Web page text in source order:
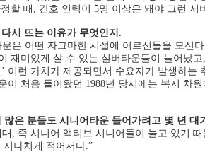
할 때, 간호 인력이 5명 이상은 돼야 그런
시 뜨는 이유가 무엇인지.
운은 어떤 자그마한 시설에 어르신들을 모신
재미있게 살 수 있는 실버타운들이 늘어났
’ 이런 가치가 제공되면서 수요자가 발생하는
이 처음 들어왔던 1988년 당시에는 복지 차
많은 분들도 시니어타운 들어가려고 몇 년 대
대, 즉 시니어 액티브 시니어들이 늘고 있기
지나치게 적어서다.”